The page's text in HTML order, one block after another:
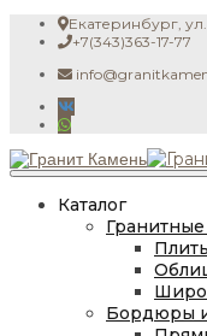
Екатеринбург,
+7(343)363-17-77
Каталог
Бордюры